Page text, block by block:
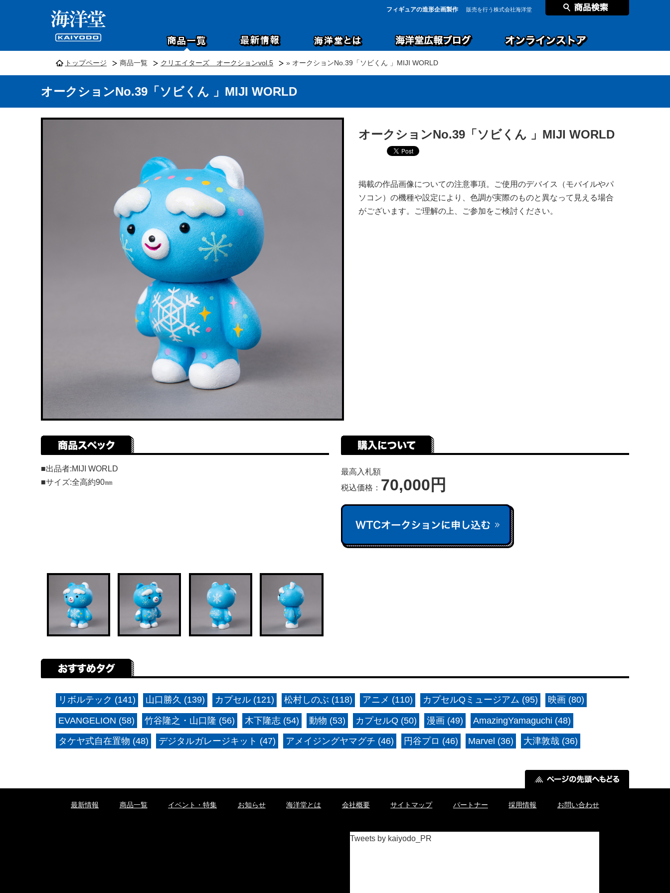
フィギュアの造形企画製作 販売を行う株式会社海洋堂
トップページ 商品一覧 クリエイターズ オークションvol.5 » オークションNo.39「ソビくん 」MIJI WORLD
オークションNo.39「ソビくん 」MIJI WORLD
オークションNo.39「ソビくん 」MIJI WORLD
掲載の作品画像についての注意事項。ご使用のデバイス（モバイルやパ
ソコン）の機種や設定により、色調が実際のものと異なって見える場合
がございます。ご理解の上、ご参加をご検討ください。
■出品者:MIJI WORLD
■サイズ:全高約90㎜
最高入札額
税込価格： 70,000円
リボルテック (141) 山口勝久 (139) カプセル (121) 松村しのぶ (118) アニメ (110) カプセルQミュージアム (95) 映画 (80)
EVANGELION (58) 竹谷隆之・山口隆 (56) 木下隆志 (54) 動物 (53) カプセルQ (50) 漫画 (49) AmazingYamaguchi (48)
タケヤ式自在置物 (48) デジタルガレージキット (47) アメイジングヤマグチ (46) 円谷プロ (46) Marvel (36) 大津敦哉 (36)
最新情報 商品一覧 イベント・特集 お知らせ 海洋堂とは 会社概要 サイトマップ パートナー 採用情報 お問い合わせ
Tweets by kaiyodo_PR